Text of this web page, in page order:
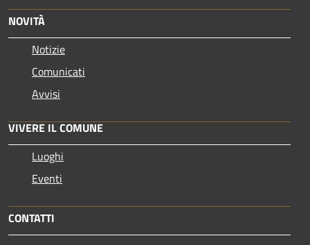
NOVITÀ
Notizie
Comunicati
Avvisi
VIVERE IL COMUNE
Luoghi
Eventi
CONTATTI